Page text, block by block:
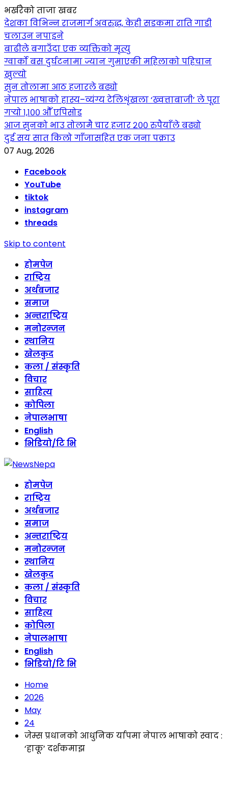
भर्खरैको ताजा खबर
देशका विभिन्न राजमार्ग अवरुद्ध, केही सडकमा राति गाडी
चलाउन नपाइने
बाढीले बगाउँदा एक व्यक्तिको मृत्यु
ग्वार्को बस दुर्घटनामा ज्यान गुमाएकी महिलाको पहिचान
खुल्यो
सुन तोलामा आठ हजारले बढ्यो
नेपाल भाषाको हास्य–व्यंग्य टेलिशृंखला ‘ख्वत्ताबाजी’ ले पूरा
गर्‍यो १,१०० औँ एपिसोड
आज सुनको भाउ तोलामै चार हजार २०० रुपैयाँले बढ्यो
दुई सय सात किलो गाँजासहित एक जना पक्राउ
07 Aug, 2026
Facebook
YouTube
tiktok
instagram
threads
Skip to content
होमपेज
राष्ट्रिय
अर्थबजार
समाज
अन्तराष्ट्रिय
मनोरन्जन
स्थानिय
खेलकुद
कला / संस्कृति
विचार
साहित्य
कोपिला
नेपालभाषा
English
भिडियो/टि भि
होमपेज
राष्ट्रिय
अर्थबजार
समाज
अन्तराष्ट्रिय
मनोरन्जन
स्थानिय
खेलकुद
कला / संस्कृति
विचार
साहित्य
कोपिला
नेपालभाषा
English
भिडियो/टि भि
Home
2026
May
24
जेम्स प्रधानको आधुनिक र्यापमा नेपाल भाषाको स्वाद :
‘हाकू’ दर्शकमाझ